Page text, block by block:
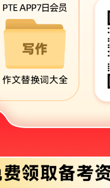
免费获取
免费获取
练表 免费获取
免费获取